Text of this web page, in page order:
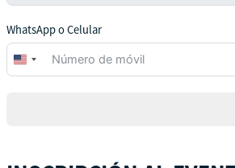
WhatsApp o Celular
United
States